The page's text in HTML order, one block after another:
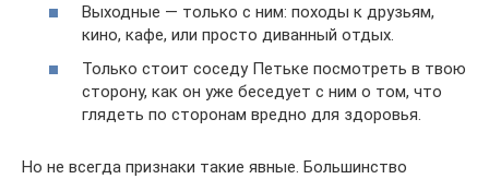
Выходные — только с ним: походы к друзьям,
кино, кафе, или просто диванный отдых.
Только стоит соседу Петьке посмотреть в твою
сторону, как он уже беседует с ним о том, что
глядеть по сторонам вредно для здоровья.
Но не всегда признаки такие явные. Большинство